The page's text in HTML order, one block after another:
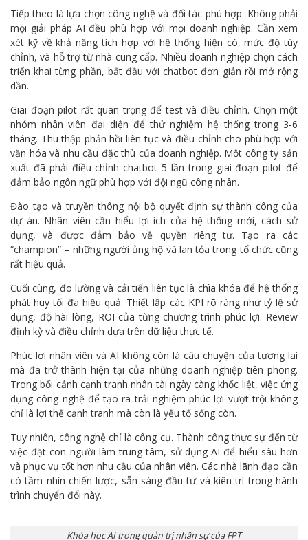
Tiếp theo là lựa chọn công nghệ và đối tác phù hợp. Không phải
mọi giải pháp AI đều phù hợp với mọi doanh nghiệp. Cần xem
xét kỹ về khả năng tích hợp với hệ thống hiện có, mức độ tùy
chỉnh, và hỗ trợ từ nhà cung cấp. Nhiều doanh nghiệp chọn cách
triển khai từng phần, bắt đầu với chatbot đơn giản rồi mở rộng
dần.
Giai đoạn pilot rất quan trọng để test và điều chỉnh. Chọn một
nhóm nhân viên đại diện để thử nghiệm hệ thống trong 3-6
tháng. Thu thập phản hồi liên tục và điều chỉnh cho phù hợp với
văn hóa và nhu cầu đặc thù của doanh nghiệp. Một công ty sản
xuất đã phải điều chỉnh chatbot 5 lần trong giai đoạn pilot để
đảm bảo ngôn ngữ phù hợp với đội ngũ công nhân.
Đào tạo và truyền thông nội bộ quyết định sự thành công của
dự án. Nhân viên cần hiểu lợi ích của hệ thống mới, cách sử
dụng, và được đảm bảo về quyền riêng tư. Tạo ra các
“champion” – những người ủng hộ và lan tỏa trong tổ chức cũng
rất hiệu quả.
Cuối cùng, đo lường và cải tiến liên tục là chìa khóa để hệ thống
phát huy tối đa hiệu quả. Thiết lập các KPI rõ ràng như tỷ lệ sử
dụng, độ hài lòng, ROI của từng chương trình phúc lợi. Review
định kỳ và điều chỉnh dựa trên dữ liệu thực tế.
Phúc lợi nhân viên và AI không còn là câu chuyện của tương lai
mà đã trở thành hiện tại của những doanh nghiệp tiên phong.
Trong bối cảnh cạnh tranh nhân tài ngày càng khốc liệt, việc ứng
dụng công nghệ để tạo ra trải nghiệm phúc lợi vượt trội không
chỉ là lợi thế cạnh tranh mà còn là yếu tố sống còn.
Tuy nhiên, công nghệ chỉ là công cụ. Thành công thực sự đến từ
việc đặt con người làm trung tâm, sử dụng AI để hiểu sâu hơn
và phục vụ tốt hơn nhu cầu của nhân viên. Các nhà lãnh đạo cần
có tầm nhìn chiến lược, sẵn sàng đầu tư và kiên trì trong hành
trình chuyển đổi này.
Khóa học AI trong quản trị nhân sự của FPT